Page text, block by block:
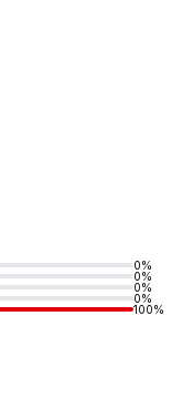
0%
0%
0%
0%
100%